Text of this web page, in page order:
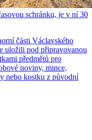
schránku, je v ní 30
části Václavského
uložili pod připravovanou
předmětů pro
noviny, mince,
nebo kostku z původní